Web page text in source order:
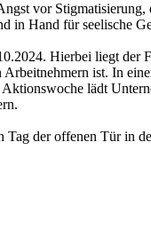
vor
in Hand für seelische
Hierbei liegt der
ist. In
lädt
der offenen Tür in